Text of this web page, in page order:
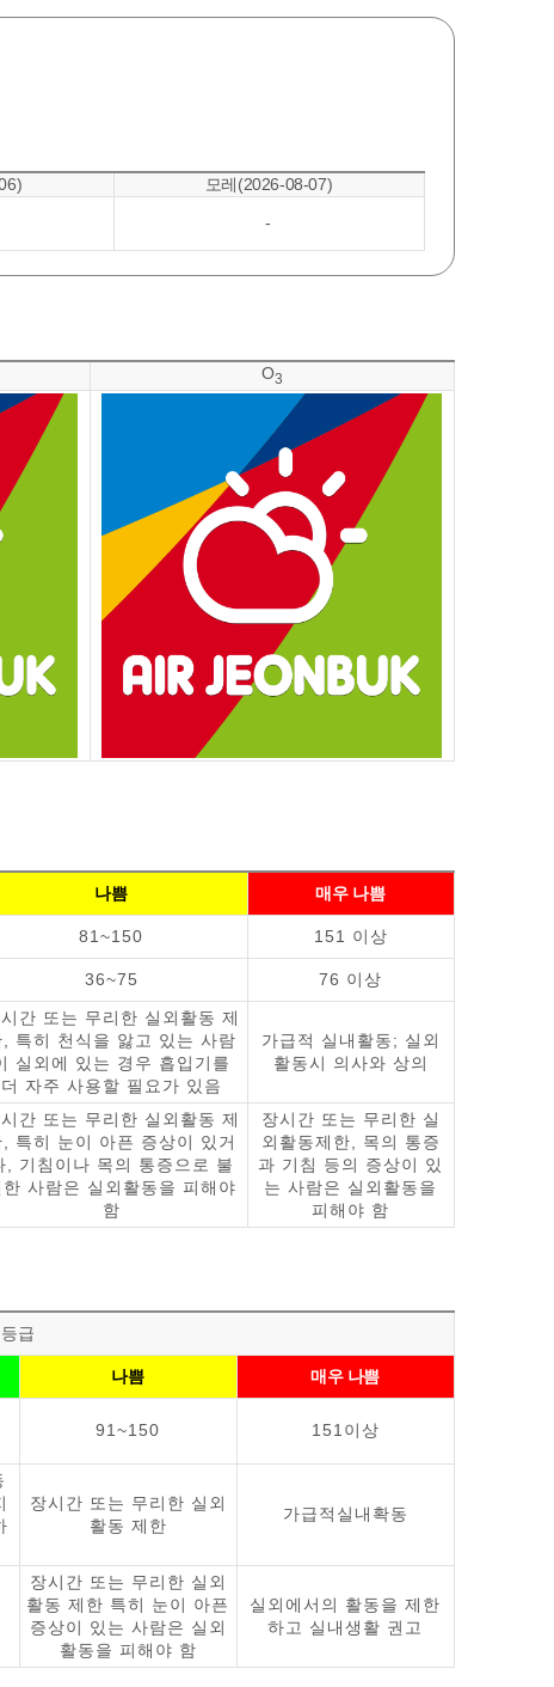
모레(2026-08-07)
-
O3
나쁨 매우 나쁨
81~150 151 이상
36~75 76 이상
간 또는 무리한 실외활동 제
, 특히 천식을 앓고 있는 사람
실외에 있는 경우 흡입기를
더 자주 사용할 필요가 있음
가급적 실내활동; 실외
활동시 의사와 상의
간 또는 무리한 실외활동 제
, 특히 눈이 아픈 증상이 있거
, 기침이나 목의 통증으로 불
한 사람은 실외활동을 피해야
함
장시간 또는 무리한 실
외활동제한, 목의 통증
과 기침 등의 증상이 있
는 사람은 실외활동을
피해야 함
등급
나쁨 매우 나쁨
91~150 151이상
장시간 또는 무리한 실외
활동 제한
가급적실내확동
장시간 또는 무리한 실외
활동 제한 특히 눈이 아픈
증상이 있는 사람은 실외
활동을 피해야 함
실외에서의 활동을 제한
하고 실내생활 권고